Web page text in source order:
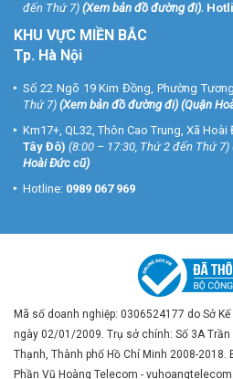
đến Thứ 7) (Xem bản đồ đường đi).
KHU VỰC MIỀN BẮC
Tp. Hà Nội
Số 22 Ngõ 19 Kim Đồng, Phường
Thứ 7) (Xem bản đồ đường đi) (Quận
Km17+, QL32, Thôn Cao Trung, Xã Hoài
Tây Đô) (8:00 – 17:30, Thứ 2 đến Thứ 7)
Hoài Đức cũ)
Hotline: 0989 067 969
Mã số doanh nghiệp: 0306524177 do Sở
ngày 02/01/2009. Trụ sở chính: Số 3A Trần
Thạnh, Thành phố Hồ Chí Minh 2008-2018.
Phần Vũ Hoàng Telecom -